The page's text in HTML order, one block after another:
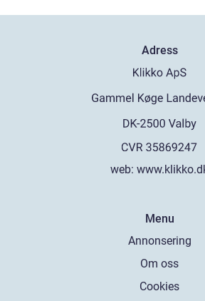
Adress
web:
Menu
Annonsering
Om oss
Cookies